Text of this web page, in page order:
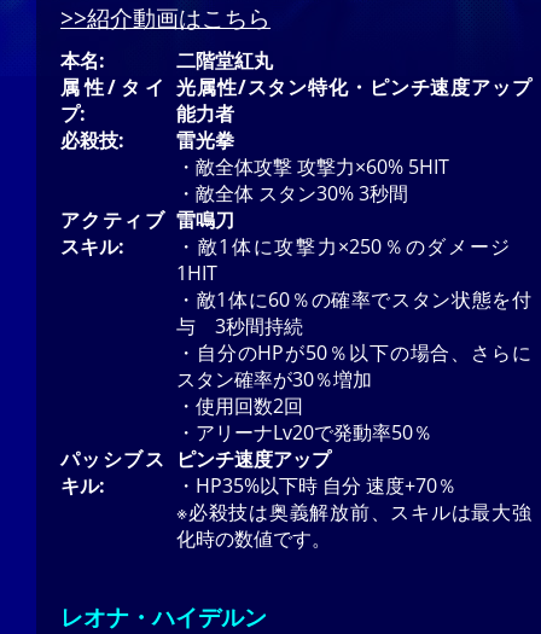
>>紹介動画はこちら
本名:
二階堂紅丸
属性/タイ
プ:
光属性/スタン特化・ピンチ速度アップ
能力者
必殺技:
雷光拳
・敵全体攻撃 攻撃力×60% 5HIT
・敵全体 スタン30% 3秒間
アクティブ
スキル:
雷鳴刀
・敵1体に攻撃力×250％のダメージ
1HIT
・敵1体に60％の確率でスタン状態を付
与 3秒間持続
・自分のHPが50％以下の場合、さらに
スタン確率が30％増加
・使用回数2回
・アリーナLv20で発動率50％
パッシブス
キル:
ピンチ速度アップ
・HP35%以下時 自分 速度+70％
※必殺技は奥義解放前、スキルは最大強
化時の数値です。
レオナ・ハイデルン